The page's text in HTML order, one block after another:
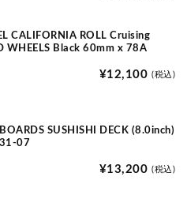
CALIFORNIA ROLL Cruising
WHEELS Black 60mm x 78A
¥12,100 (税込)
SUSHISHI DECK (8.0inch)
07
¥13,200 (税込)